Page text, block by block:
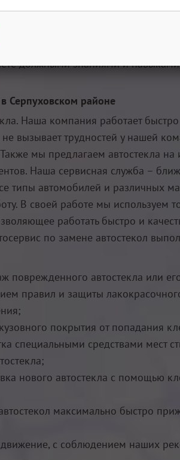
от сложности процедуры и
рекомендуют пытаться
или же его полную замену
должными знаниями и
Серпуховском районе
Наша компания работает
вызывает трудностей у нашей
мы предлагаем автостекла на
Наша сервисная служба –
типы автомобилей и различных
В своей работе мы используем
работать быстро и
по замене автостекол
поврежденного автостекла или
правил и защиты
покрытия от попадания
специальными средствами мест
нового автостекла с помощью
максимально быстро
с соблюдением наших